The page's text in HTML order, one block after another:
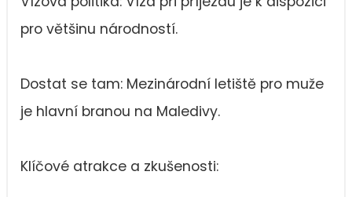
pro většinu národností.
Dostat se tam: Mezinárodní letiště pro muže
je hlavní branou na Maledivy.
Klíčové atrakce a zkušenosti: